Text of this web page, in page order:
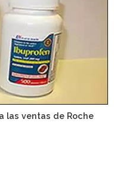
las ventas de Roche